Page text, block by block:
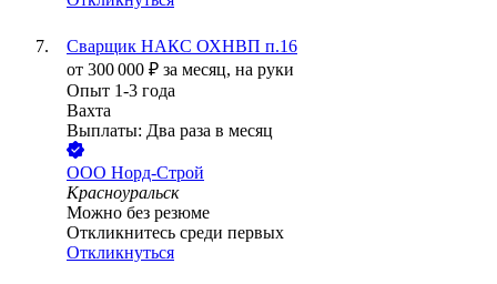
Сварщик НАКС ОХНВП п.16
от 300 000 ₽ за месяц, на руки
Опыт 1-3 года
Вахта
Выплаты: Два раза в месяц
ООО Норд-Строй
Красноуральск
Можно без резюме
Откликнитесь среди первых
Откликнуться